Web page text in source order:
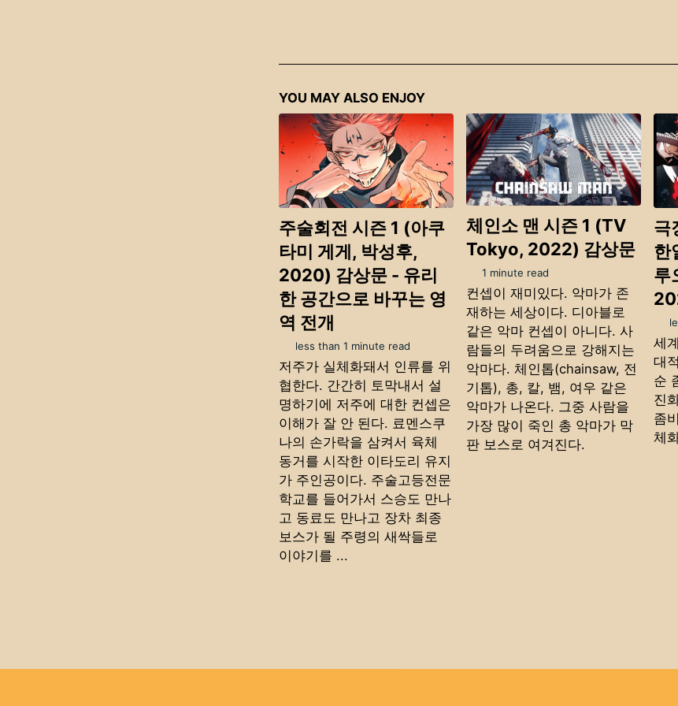
YOU MAY ALSO ENJOY
주술회전 시즌 1 (아쿠
타미 게게, 박성후,
2020) 감상문 - 유리
한 공간으로 바꾸는 영
역 전개
less than 1 minute read
저주가 실체화돼서 인류를 위
협한다. 간간히 토막내서 설
명하기에 저주에 대한 컨셉은
이해가 잘 안 된다. 료멘스쿠
나의 손가락을 삼켜서 육체
동거를 시작한 이타도리 유지
가 주인공이다. 주술고등전문
학교를 들어가서 스승도 만나
고 동료도 만나고 장차 최종
보스가 될 주령의 새싹들로
이야기를 ...
체인소 맨 시즌 1 (TV
Tokyo, 2022) 감상문
1 minute read
컨셉이 재미있다. 악마가 존
재하는 세상이다. 디아블로
같은 악마 컨셉이 아니다. 사
람들의 두려움으로 강해지는
악마다. 체인톱(chainsaw, 전
기톱), 총, 칼, 뱀, 여우 같은
악마가 나온다. 그중 사람을
가장 많이 죽인 총 악마가 막
판 보스로 여겨진다.
극
한
루
세
대
순
진
좀
체